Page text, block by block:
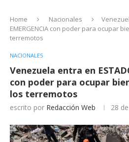
Home Nacionales
EMERGENCIA con poder para ocupar
terremotos
NACIONALES
Venezuela entra en
con poder para ocupar
los terremotos
escrito por Redacción Web 28